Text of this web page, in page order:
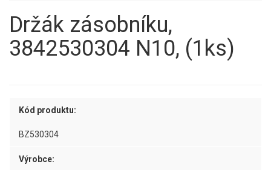
Držák zásobníku,
3842530304 N10, (1ks)
Kód produktu:
BZ530304
Výrobce: